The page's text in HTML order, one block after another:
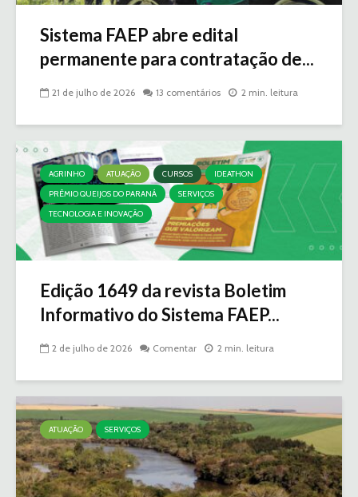
Sistema FAEP abre edital
permanente para contratação de...
21 de julho de 2026 13 comentários 2 min. leitura
AGRINHO ATUAÇÃO CURSOS
IDEATHON
PRÊMIO QUEIJOS DO PARANÁ
SERVIÇOS
TECNOLOGIA E INOVAÇÃO
Edição 1649 da revista Boletim
Informativo do Sistema FAEP...
2 de julho de 2026 Comentar 2 min. leitura
ATUAÇÃO SERVIÇOS